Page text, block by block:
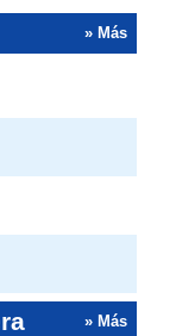
» Más
» Más